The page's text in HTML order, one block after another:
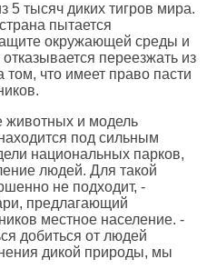
5 тысяч диких тигров мира.
пытается
окружающей среды и
переезжать из
том, что имеет право пасти
животных и модель
под сильным
национальных парков,
людей. Для такой
не подходит, -
предлагающий
местное население. -
добиться от людей
дикой природы, мы